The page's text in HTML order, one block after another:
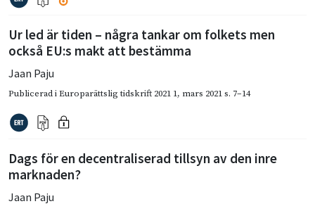
Ur led är tiden – några tankar om folkets men
också EU:s makt att bestämma
Jaan Paju
Publicerad iEuroparättslig tidskrift 2021 1, mars 2021s. 7–14
Dags för en decentraliserad tillsyn av den inre
marknaden?
Jaan Paju